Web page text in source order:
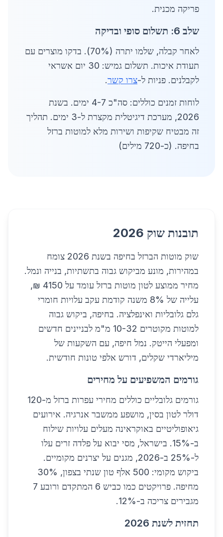
פריקה מכנית.
שלב 6: תשלום סופי ובדיקה
לאחר קבלה, שלמו יתרה (70%). בדקו מוצרים עם
תעודת איכות. תשלום גמיש: 30 יום אשראי
לקבלנים. פניות ל-צרו קשר.
לוחות זמנים כוללים: סה"כ 4-7 ימים. בשנת
2026, מערכת דיגיטלית מקצרת ל-3 ימים. תהליך
זה מבטיח שקיפות ושירות מלא למוטות ברזל
בחיפה. (כ-720 מילים)
תובנות שוק 2026
שוק מוטות הברזל בחיפה בשנת 2026 צומח
במהירות, מונע מביקוש גבוה בתשתיות, בנייה ונמל.
מחיר ממוצע לטון מוטות ברזל עומד על 4150 ₪,
עלייה של 8% משנה קודמת עקב עלויות חומרי
גלם גלובליות ואינפלציה. בחיפה, ביקוש גבוה
למוטות מקוטרים 10-32 מ"מ לבניינים חדשים
ומפעלי הייטק. נמל חיפה, עם השקעות של
מיליארדי שקלים, דורש אלפי טונות חודשית.
גורמים המשפיעים על מחירים
גורמים גלובליים כוללים מחירי עפרות ברזל מ-120
דולר לטון בסין, מושפע ממשבר אנרגיה. אירועים
גיאופוליטיים באוקראינה מעלים עלויות שילוח
ב-15%. בישראל, מסי יבוא על פלדה זרים עלו
ל-25% ב-2026, מגנים על יצרנים מקומיים.
ביקוש מקומי: 500 אלף טון שנתי בצפון, 30%
מחיפה. פרויקטים כמו כביש 6 המתקדם ורובע 7
מגבירים צריכה ב-12%.
תחזית לשנת 2026